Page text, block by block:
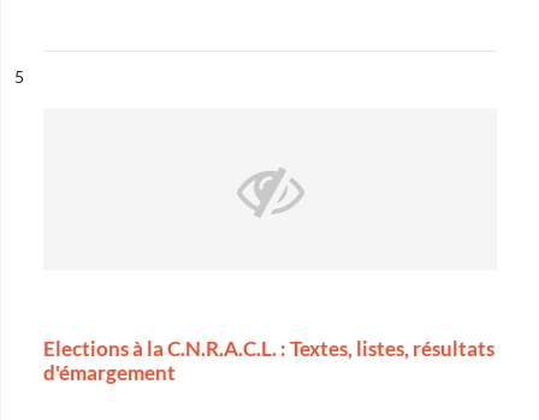
n°
5
Elections à la C.N.R.A.C.L. : Textes, listes, résultats
d'émargement